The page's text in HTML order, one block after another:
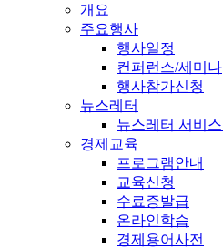
개요
주요행사
행사일정
컨퍼런스/세미나
행사참가신청
뉴스레터
뉴스레터 서비
경제교육
프로그램안내
교육신청
수료증발급
온라인학습
경제용어사전